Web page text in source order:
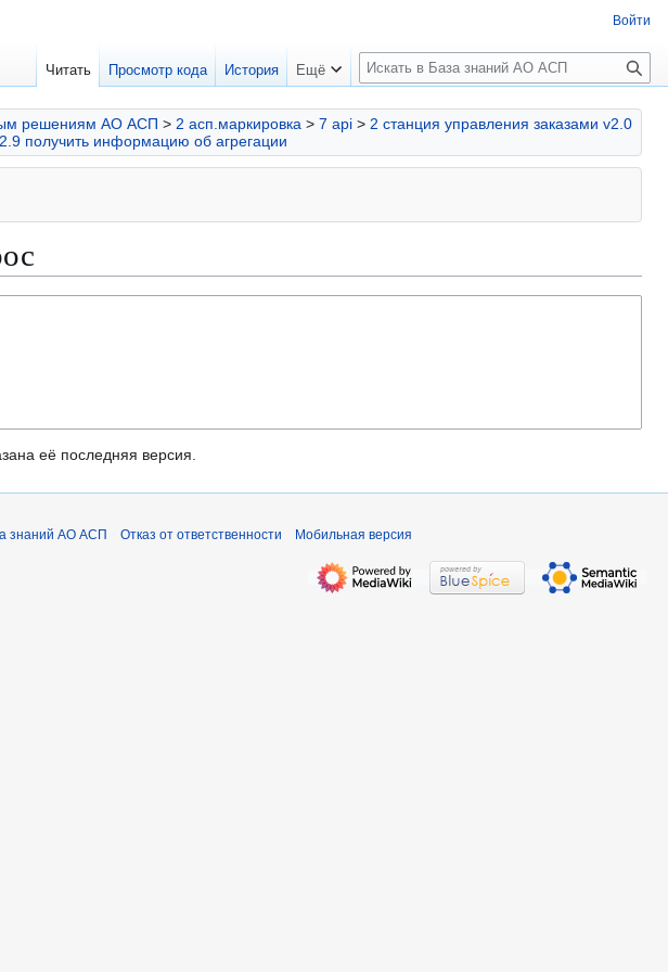
решениям АО АСП > 2 асп.маркировка > 7 api > 2 станция управления заказами v2.0
получить информацию об агрегации
её последняя версия.
Войти
Читать Просмотр кода История Ещё
П
о
и
с
к
знаний АО АСП Отказ от ответственности Мобильная версия